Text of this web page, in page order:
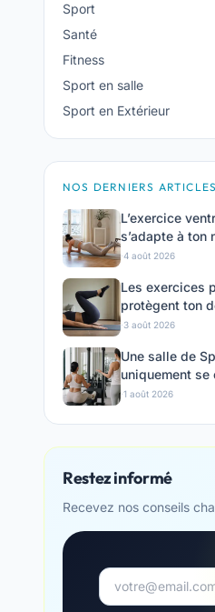
Sport
Santé
Fitness
Sport en salle
Sport en Extérieur
NOS DERNIERS ARTICLES
L’exercice
s’adapte à ton
·4 août 2026
Les exercices
protègent ton
·3 août 2026
Une salle de
uniquement
·1 août 2026
Restez informé
Recevez nos conseils